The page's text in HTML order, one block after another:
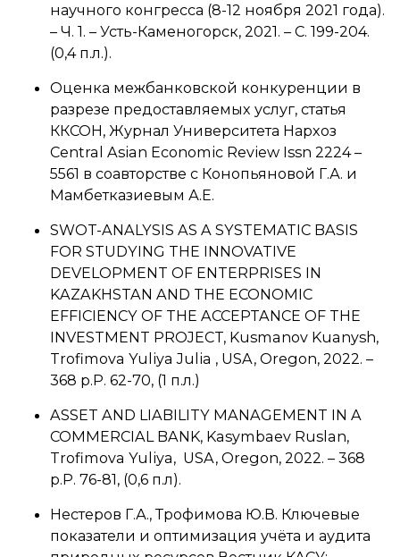
научного конгресса (8-12 ноября 2021 года).
– Ч. 1. – Усть-Каменогорск, 2021. – С. 199-204.
(0,4 п.л.).
Оценка межбанковской конкуренции в
разрезе предоставляемых услуг, статья
ККСОН, Журнал Университета Нархоз
Central Asian Economic Review Issn 2224 –
5561 в соавторстве с Конопьяновой Г.А. и
Мамбетказиевым А.Е.
SWOT-ANALYSIS AS A SYSTEMATIC BASIS
FOR STUDYING THE INNOVATIVE
DEVELOPMENT OF ENTERPRISES IN
KAZAKHSTAN AND THE ECONOMIC
EFFICIENCY OF THE ACCEPTANCE OF THE
INVESTMENT PROJECT, Kusmanov Kuanysh,
Trofimova Yuliya Julia , USA, Oregon, 2022. –
368 p.P. 62-70, (1 п.л.)
ASSET AND LIABILITY MANAGEMENT IN A
COMMERCIAL BANK, Kasymbaev Ruslan,
Trofimova Yuliya, USA, Oregon, 2022. – 368
p.P. 76-81, (0,6 п.л).
Нестеров Г.А., Трофимова Ю.В. Ключевые
показатели и оптимизация учёта и аудита